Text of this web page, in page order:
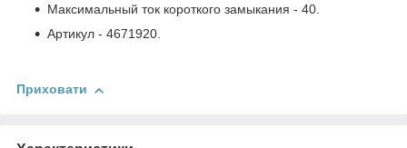
Максимальный ток короткого замыкания - 40.
Артикул - 4671920.
Приховати